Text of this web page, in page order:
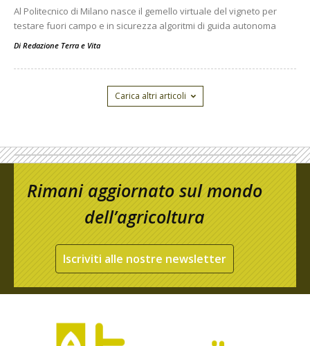
Al Politecnico di Milano nasce il gemello virtuale del vigneto per
testare fuori campo e in sicurezza algoritmi di guida autonoma
Di Redazione Terra e Vita
Carica altri articoli
Rimani aggiornato sul mondo
dell’agricoltura
Iscriviti alle nostre newsletter